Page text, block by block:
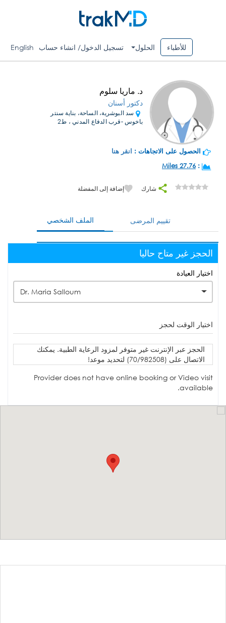
للأطباء الحلول تسجيل الدخول/ انشاء حساب English
د. ماريا سلوم
دكتور أسنان
سد البوشرية، الساحة، بناية سنتر
باخوس -قرب الدفاع المدني ، ط2
الحصول على الاتجاهات : انقر هنا
:
27.76 Miles
شارك إضافة إلى المفضلة
الملف الشخصي تقييم المرضى
الحجز غير متاح حاليا
اختيار العيادة
Dr. Maria Salloum
اختيار الوقت لحجز
الحجز عبر الإنترنت غير متوفر لمزود الرعاية الطبية. يمكنك
الاتصال على (70/982508) لتحديد موعد!
Provider does not have online booking or Video visit
available.